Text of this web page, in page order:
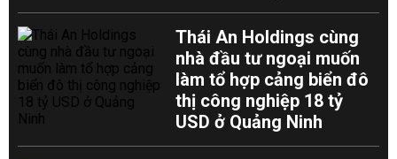
Thái An Holdings cùng
nhà đầu tư ngoại muốn
làm tổ hợp cảng biển đô
thị công nghiệp 18 tỷ
USD ở Quảng Ninh